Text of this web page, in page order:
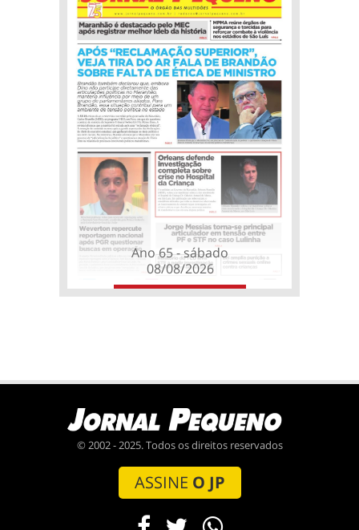
Ano 65 - sábado
08/08/2026
© 2002 - 2025. Todos os direitos reservados
ASSINE O JP